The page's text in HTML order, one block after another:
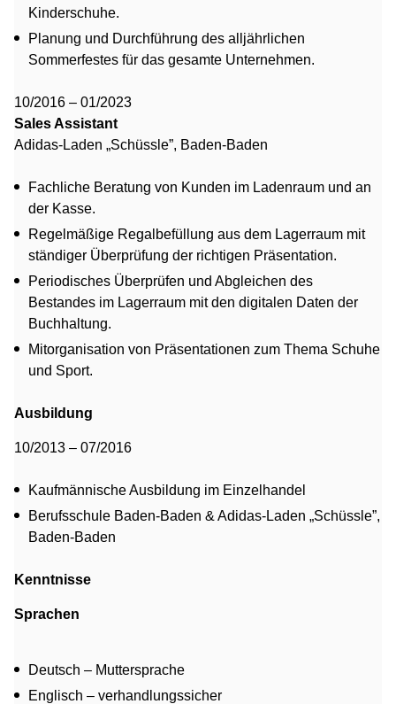
Kinderschuhe.
Planung und Durchführung des alljährlichen
Sommerfestes für das gesamte Unternehmen.
10/2016 – 01/2023
Sales Assistant
Adidas-Laden „Schüssle”, Baden-Baden
Fachliche Beratung von Kunden im Ladenraum und an
der Kasse.
Regelmäßige Regalbefüllung aus dem Lagerraum mit
ständiger Überprüfung der richtigen Präsentation.
Periodisches Überprüfen und Abgleichen des
Bestandes im Lagerraum mit den digitalen Daten der
Buchhaltung.
Mitorganisation von Präsentationen zum Thema Schuhe
und Sport.
Ausbildung
10/2013 – 07/2016
Kaufmännische Ausbildung im Einzelhandel
Berufsschule Baden-Baden & Adidas-Laden „Schüssle”,
Baden-Baden
Kenntnisse
Sprachen
Deutsch – Muttersprache
Englisch – verhandlungssicher